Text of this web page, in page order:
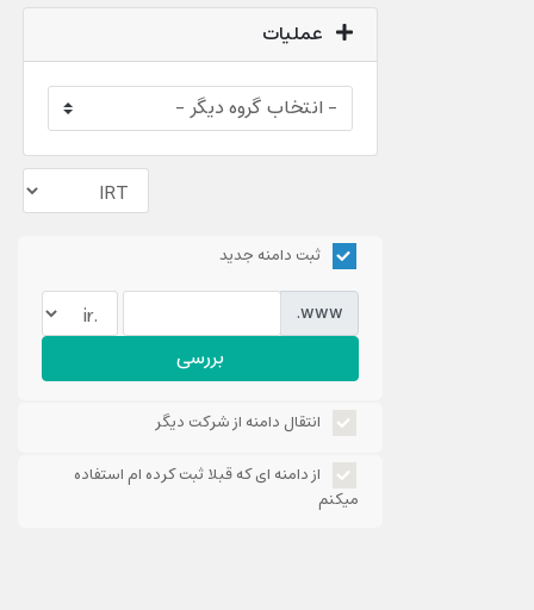
عملیات
ثبت دامنه جدید
www.
بررسی
انتقال دامنه از شرکت دیگر
از دامنه ای که قبلا ثبت کرده ام استفاده
میکنم